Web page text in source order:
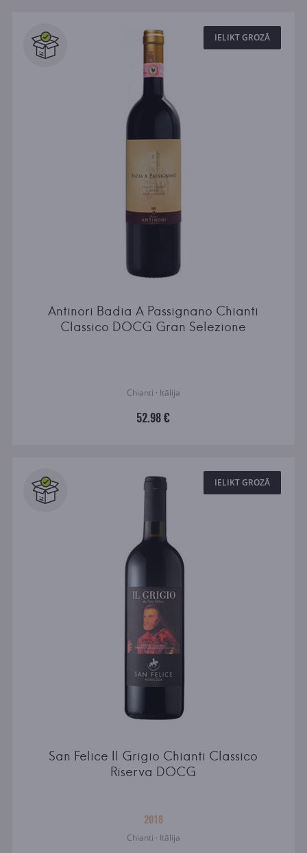
IELIKT GROZĀ
Antinori Badia A Passignano Chianti
Classico DOCG Gran Selezione
Chianti · Itālija
52.98 €
IELIKT GROZĀ
San Felice Il Grigio Chianti Classico
Riserva DOCG
2018
Chianti · Itālija